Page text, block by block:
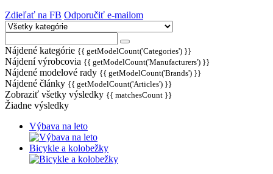
Zdieľať na FB Odporučiť e-mailom
Nájdené kategórie {{ getModelCount('Categories') }}
Nájdení výrobcovia {{ getModelCount('Manufacturers') }}
Nájdené modelové rady {{ getModelCount('Brands') }}
Nájdené články {{ getModelCount('Articles') }}
Zobraziť všetky výsledky {{ matchesCount }}
Žiadne výsledky
Výbava na leto
Bicykle a kolobežky